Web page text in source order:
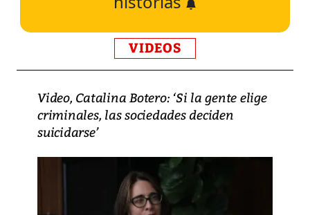
VIDEOS
Video, Catalina Botero: ‘Si la gente elige
criminales, las sociedades deciden
suicidarse’